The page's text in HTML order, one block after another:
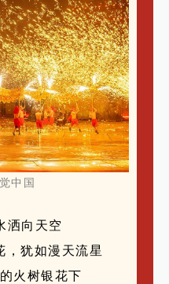
中国
洒向天空
，犹如漫天流星
火树银花下